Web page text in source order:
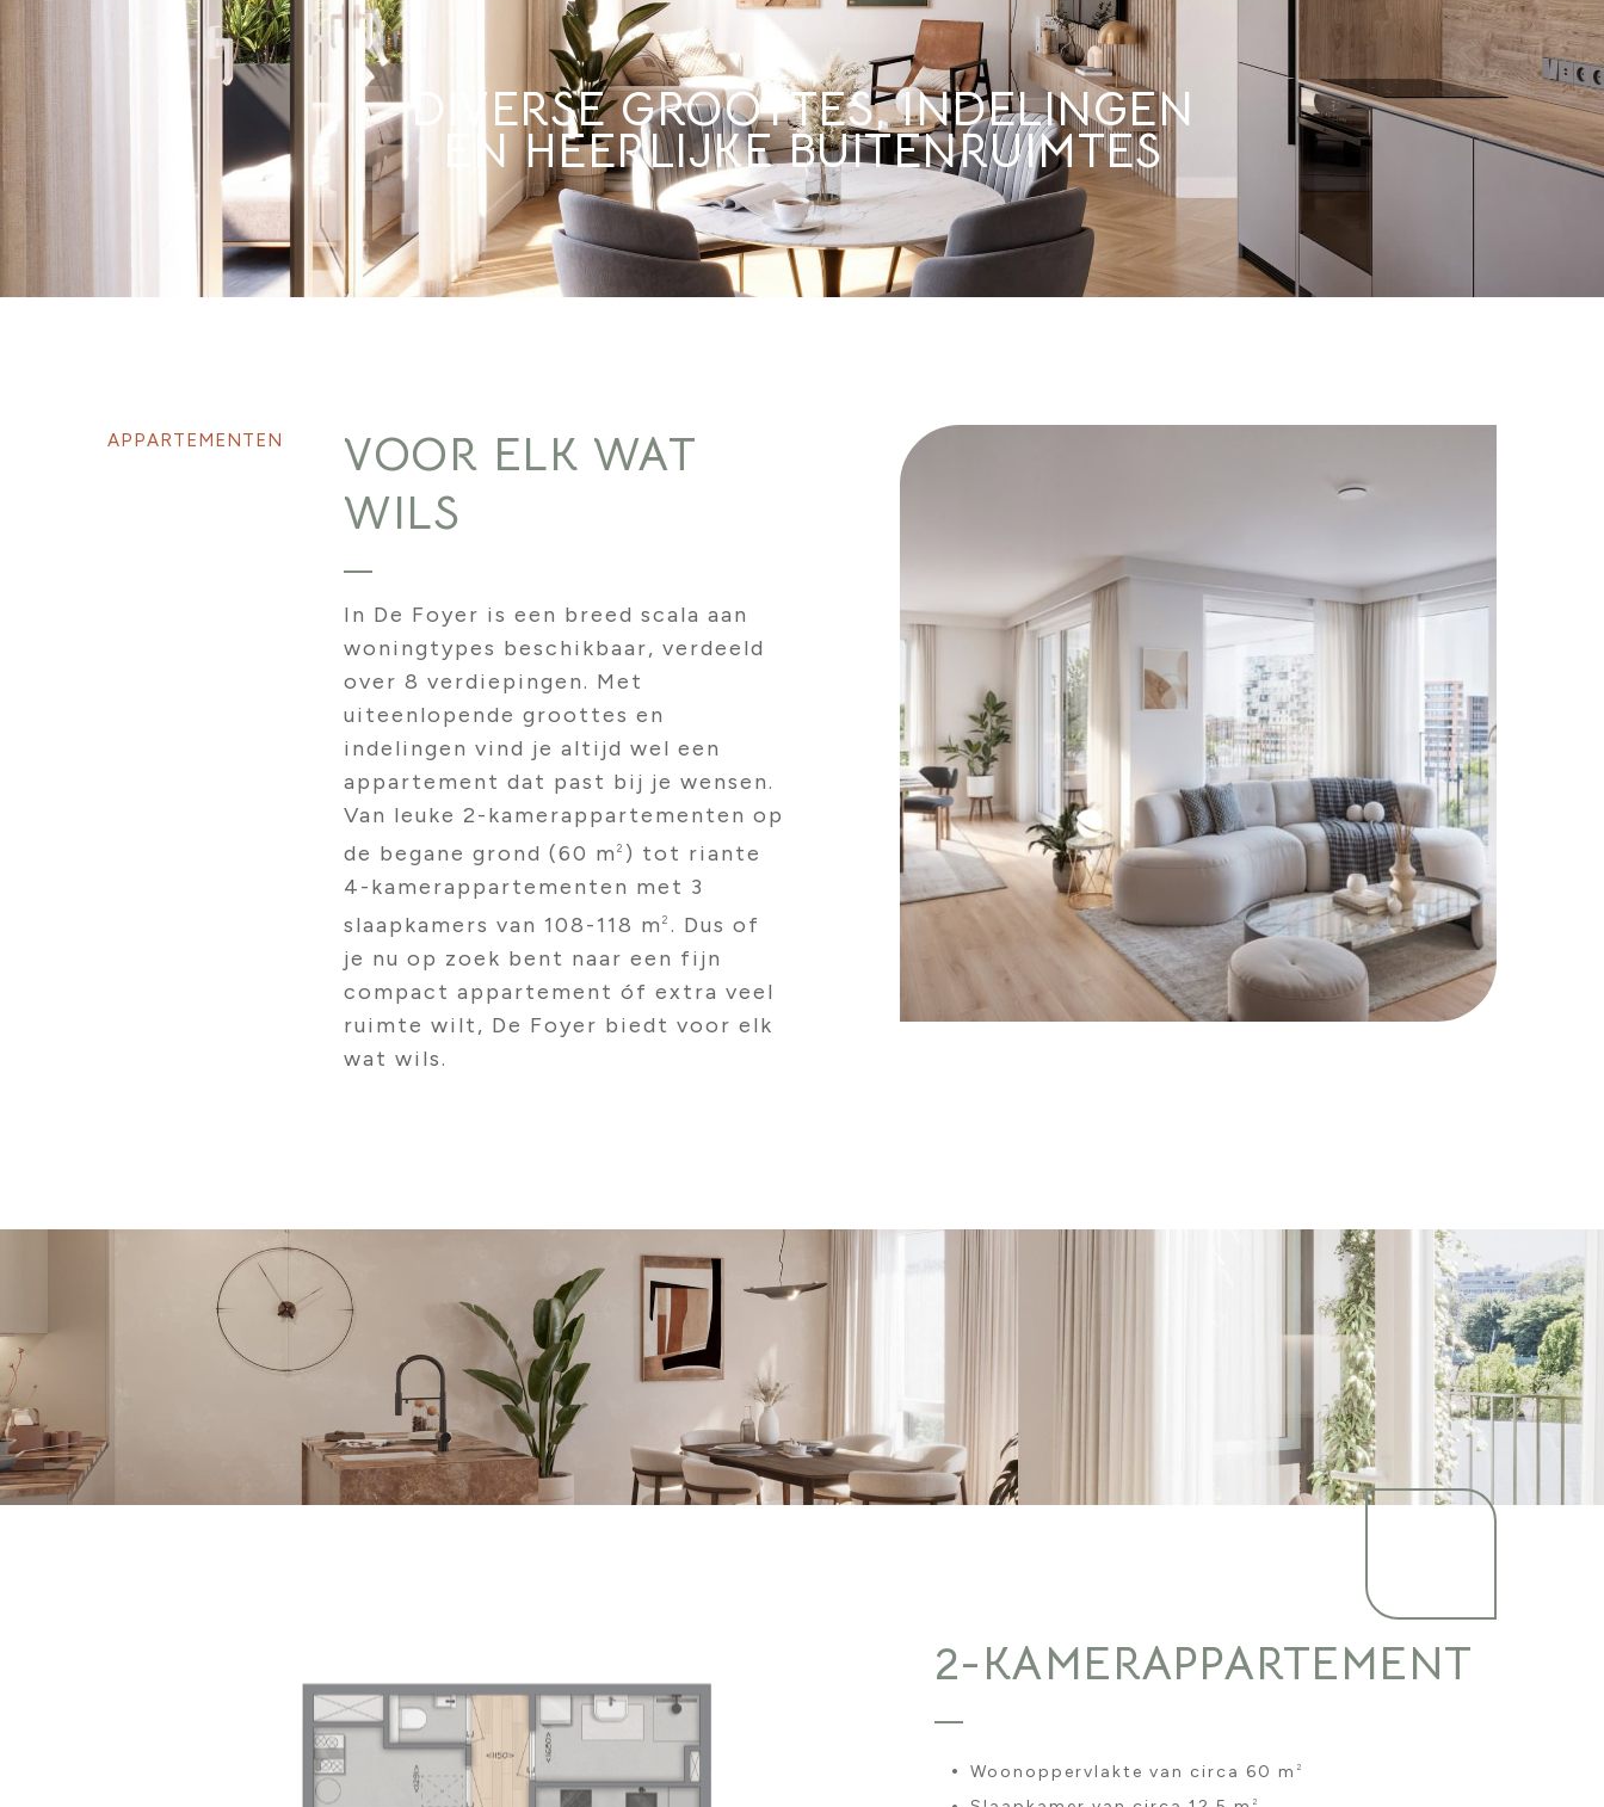
DIVERSE GROOTTES, INDELINGEN
EN HEERLIJKE BUITENRUIMTES
APPARTEMENTEN
VOOR ELK WAT
WILS
In De Foyer is een breed scala aan
woningtypes beschikbaar, verdeeld
over 8 verdiepingen. Met
uiteenlopende groottes en
indelingen vind je altijd wel een
appartement dat past bij je wensen.
Van leuke 2-kamerappartementen op
de begane grond (60 m2 ) tot riante
4-kamerappartementen met 3
slaapkamers van 108-118 m2 . Dus of
je nu op zoek bent naar een fijn
compact appartement óf extra veel
ruimte wilt, De Foyer biedt voor elk
wat wils.
2-KAMERAPPARTEMENT
Woonoppervlakte van circa 60 m 2
2